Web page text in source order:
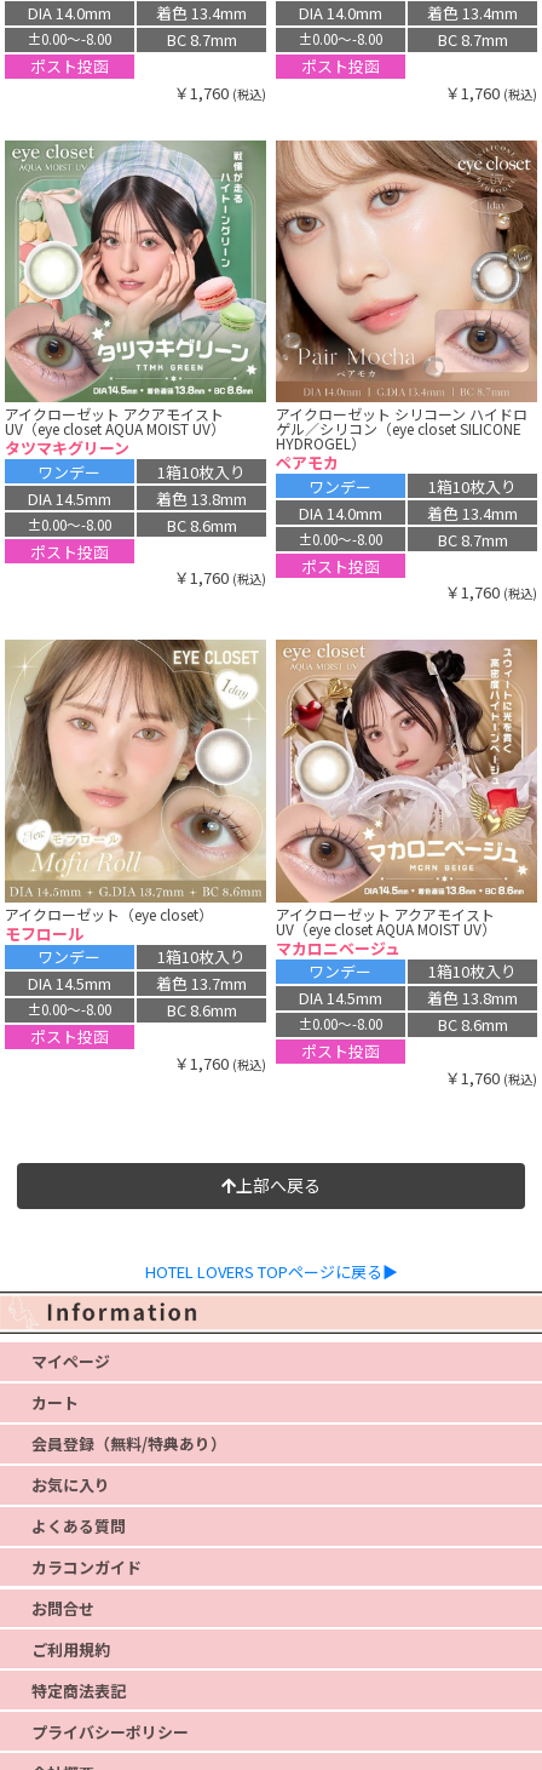
DIA 14.0mm
着色 13.4mm
±0.00〜-8.00
BC 8.7mm
ポスト投函
￥1,760 (税込)
DIA 14.0mm
着色 13.4mm
±0.00〜-8.00
BC 8.7mm
ポスト投函
￥1,760 (税込)
アイクローゼット アクアモイスト
UV（eye closet AQUA MOIST UV）
タツマキグリーン
ワンデー
1箱10枚入り
DIA 14.5mm
着色 13.8mm
±0.00〜-8.00
BC 8.6mm
ポスト投函
￥1,760 (税込)
アイクローゼット シリコーン ハイドロ
ゲル／シリコン（eye closet SILICONE
HYDROGEL）
ペアモカ
ワンデー
1箱10枚入り
DIA 14.0mm
着色 13.4mm
±0.00〜-8.00
BC 8.7mm
ポスト投函
￥1,760 (税込)
アイクローゼット（eye closet）
モフロール
ワンデー
1箱10枚入り
DIA 14.5mm
着色 13.7mm
±0.00〜-8.00
BC 8.6mm
ポスト投函
￥1,760 (税込)
アイクローゼット アクアモイスト
UV（eye closet AQUA MOIST UV）
マカロニベージュ
ワンデー
1箱10枚入り
DIA 14.5mm
着色 13.8mm
±0.00〜-8.00
BC 8.6mm
ポスト投函
￥1,760 (税込)
上部へ戻る
HOTEL LOVERS TOPページに戻る▶
マイページ
カート
会員登録（無料/特典あり）
お気に入り
よくある質問
カラコンガイド
お問合せ
ご利用規約
特定商法表記
プライバシーポリシー